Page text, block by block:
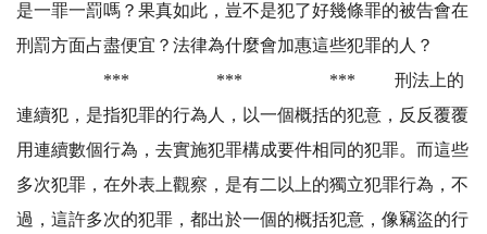
是一罪一罰嗎？果真如此，豈不是犯了好幾條罪的被告會在
刑罰方面占盡便宜？法律為什麼會加惠這些犯罪的人？
*** *** *** 刑法上的
連續犯，是指犯罪的行為人，以一個概括的犯意，反反覆覆
用連續數個行為，去實施犯罪構成要件相同的犯罪。而這些
多次犯罪，在外表上觀察，是有二以上的獨立犯罪行為，不
過，這許多次的犯罪，都出於一個的概括犯意，像竊盜的行